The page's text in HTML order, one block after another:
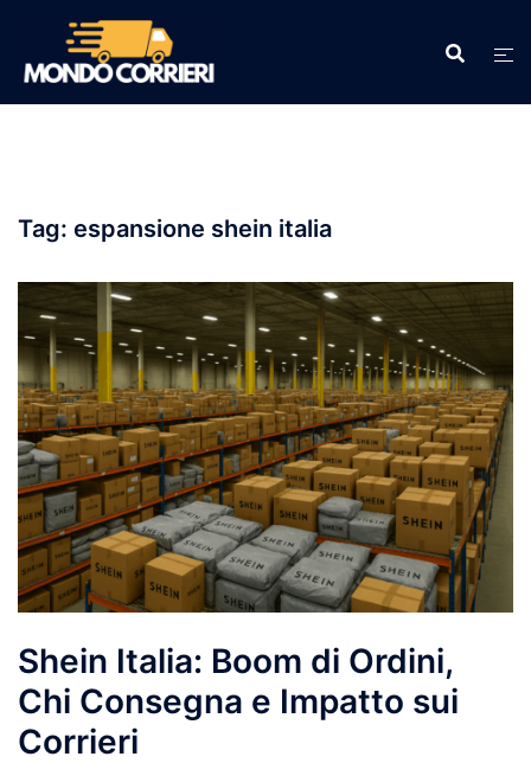
contenuto
Tag: espansione shein italia
Shein Italia: Boom di Ordini,
Chi Consegna e Impatto sui
Corrieri